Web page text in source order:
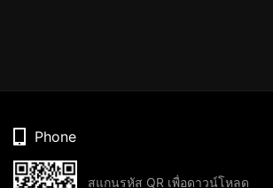
Phone
สแกนรหัส QR เพื่อดาวน์โหลด